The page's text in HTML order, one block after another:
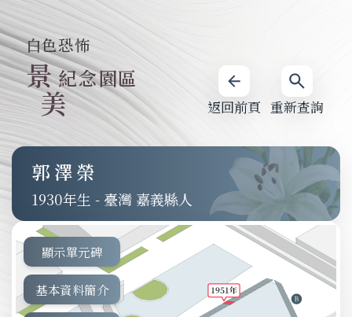
重新查詢
返回前頁
白色恐怖
景
美
紀念園區
郭澤榮
1930 - 臺灣 嘉義縣人
顯示單元碑
基本資料簡介